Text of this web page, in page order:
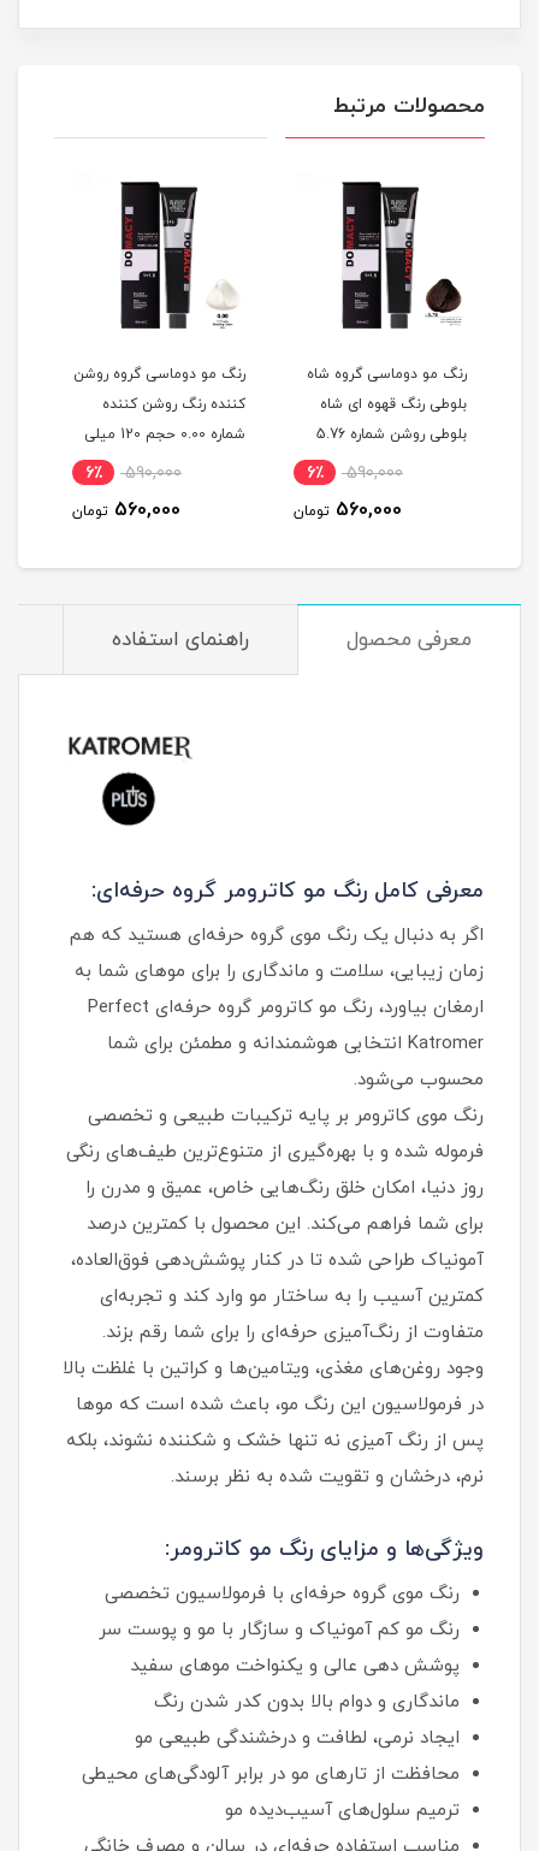
محصولات مرتبط
رنگ مو دوماسی گروه شاه
بلوطی رنگ قهوه ای شاه
بلوطی روشن شماره 5.76
590,000 6٪
560,000 تومان
رنگ مو دوماسی گروه روشن
کننده رنگ روشن کننده
شماره 0.00 حجم 120 میلی
590,000 6٪
560,000 تومان
معرفی محصول راهنمای استفاده
معرفی کامل رنگ مو کاترومر گروه حرفه‌ای:
اگر به دنبال یک رنگ موی گروه حرفه‌ای هستید که هم
زمان زیبایی، سلامت و ماندگاری را برای موهای شما به
ارمغان بیاورد، رنگ مو کاترومر گروه حرفه‌ای Perfect
Katromer انتخابی هوشمندانه و مطمئن برای شما
محسوب می‌شود.
رنگ موی کاترومر بر پایه ترکیبات طبیعی و تخصصی
فرموله شده و با بهره‌گیری از متنوع‌ترین طیف‌های رنگی
روز دنیا، امکان خلق رنگ‌هایی خاص، عمیق و مدرن را
برای شما فراهم می‌کند. این محصول با کمترین درصد
آمونیاک طراحی شده تا در کنار پوشش‌دهی فوق‌العاده،
کمترین آسیب را به ساختار مو وارد کند و تجربه‌ای
متفاوت از رنگ‌آمیزی حرفه‌ای را برای شما رقم بزند.
وجود روغن‌های مغذی، ویتامین‌ها و کراتین با غلظت بالا
در فرمولاسیون این رنگ مو، باعث شده است که موها
پس از رنگ آمیزی نه تنها خشک و شکننده نشوند، بلکه
نرم، درخشان و تقویت شده به نظر برسند.
ویژگی‌ها و مزایای رنگ مو کاترومر:
رنگ موی گروه حرفه‌ای با فرمولاسیون تخصصی
رنگ مو کم آمونیاک و سازگار با مو و پوست سر
پوشش‌ دهی عالی و یکنواخت موهای سفید
ماندگاری و دوام بالا بدون کدر شدن رنگ
ایجاد نرمی، لطافت و درخشندگی طبیعی مو
محافظت از تارهای مو در برابر آلودگی‌های محیطی
ترمیم سلول‌های آسیب‌دیده مو